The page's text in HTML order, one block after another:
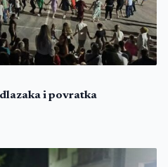
i povratka